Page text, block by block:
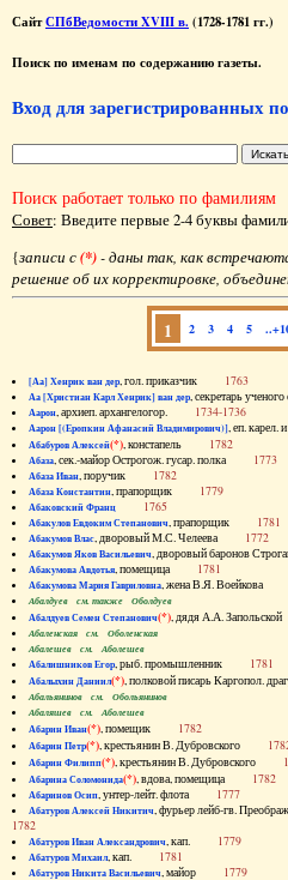
СайтСПбВедомости XVIII в. (1728-1781 гг.)
Поиск по именам по содержанию газеты.
Вход для зарегистрированных
Поиск работает только по фамилиям
Совет: Введите первые 2-4 буквы
{записи с(*)- даны так, как
решение об их корректировке,
1 2 3 4 5
[Аа] Хенрик ван дер, гол. приказчик 1763
Аа [Христиан Карл Хенрик] ван дер, секретарь
Аарон, архиеп. архангелогор. 1734-1736
Аарон [(Еропкин Афанасий Владимирович)], еп.
Абабуров Алексей(*), констапель 1782
Абаза, сек.-майор Острогож. гусар. полка 1773
Абаза Иван, поручик 1782
Абаза Константин, прапорщик 1779
Абаковский Франц 1765
Абакулов Евдоким Степанович, прапорщик 1781
Абакумов Влас, дворовый М.С. Челеева 1772
Абакумов Яков Васильевич, дворовый баронов
Абакумова Авдотья, помещица 1781
Абакумова Мария Гавриловна, жена В.Я. Воейкова
Абалдуев см. также Оболдуев
Абалдуев Семен Степанович(*), дядя А.А.
Абаленская см. Оболенская
Абалешев см. Аболешев
Абалишников Егор, рыб. промышленник 1781
Абалыхин Даниил(*), полковой писарь Каргопол.
Абальянинов см. Обольянинов
Абаляшев см. Аболешев
Абарин Иван(*), помещик 1782
Абарин Петр(*), крестьянин В. Дубровского
Абарин Филипп(*), крестьянин В. Дубровского
Абарина Соломонида(*), вдова, помещица 1782
Абаринов Осип, унтер-лейт. флота 1777
Абатуров Алексей Никитич, фурьер лейб-гв.
1782
Абатуров Иван Александрович, кап. 1779
Абатуров Михаил, кап. 1781
Абатуров Никита Васильевич, майор 1779